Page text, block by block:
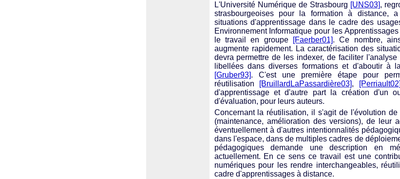
L'Université Numérique de Strasbourg [UNS03],
strasbourgeoises pour la formation à distance,
situations d'apprentissage dans le cadre des
Environnement Informatique pour les
le travail en groupe
[Faerber01]. Ce nombre,
augmente rapidement. La caractérisation des
devra permettre de les indexer, de faciliter
libellées dans diverses formations et d'aboutir à
[Gruber93]. C'est une première étape pour
réutilisation [BruillardLaPassardière03], [Perriault02]
d'apprentissage et d'autre part la création d'un
d'évaluation, pour leurs auteurs.
Concernant la réutilisation, il s'agit de l'évolution
(maintenance, amélioration des versions), de leur
éventuellement à d'autres intentionnalités
dans l'espace, dans de multiples cadres de
pédagogiques demande une description en
actuellement. En ce sens ce travail est une
numériques pour les rendre interchangeables,
cadre d'apprentissages à distance.